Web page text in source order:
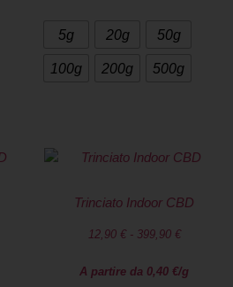
5g 20g 50g
100g 200g 500g
Trinciato Indoor CBD
12,90 € - 399,90 €
A partire da 0,40 €/g